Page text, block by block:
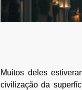
Muitos deles
civilização da